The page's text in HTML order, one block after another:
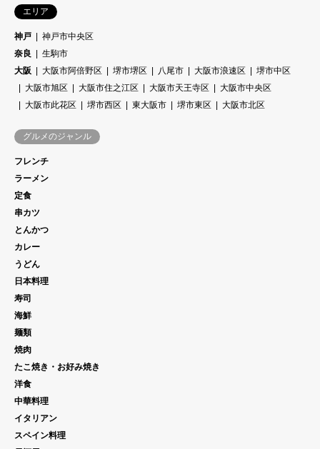
エリア
神戸
神戸市中央区
奈良
生駒市
大阪
大阪市阿倍野区 堺市堺区 八尾市 大阪市浪速区
堺市中区
大阪市旭区
大阪市住之江区 大阪市天王寺区
大阪市中央区
大阪市此花区
堺市西区 東大阪市 堺市東区 大阪市北区
グルメのジャンル
フレンチ
ラーメン
定食
串カツ
とんかつ
カレー
うどん
日本料理
寿司
海鮮
麺類
焼肉
たこ焼き・お好み焼き
洋食
中華料理
イタリアン
スペイン料理